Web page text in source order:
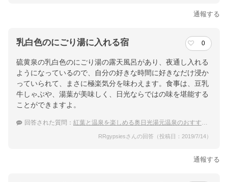
通報する
乳白色のにごり湯に入れる宿 0
硫黄泉の乳白色のにごり湯の露天風呂があり、夜通し入れる
ようになっているので、自分の好きな時間に好きなだけ浸か
っていられて、まさに極楽気分を味わえます。食事は、豆乳
牛しゃぶや、湯葉が美味しく、日光ならではの味を堪能する
ことができますよ。
回答された質問： 紅葉と温泉を楽しめる奥日光湯元温泉のおすすめ温泉旅館
RRgypsiesさんの回答（投稿日：2019/7/14）
通報する